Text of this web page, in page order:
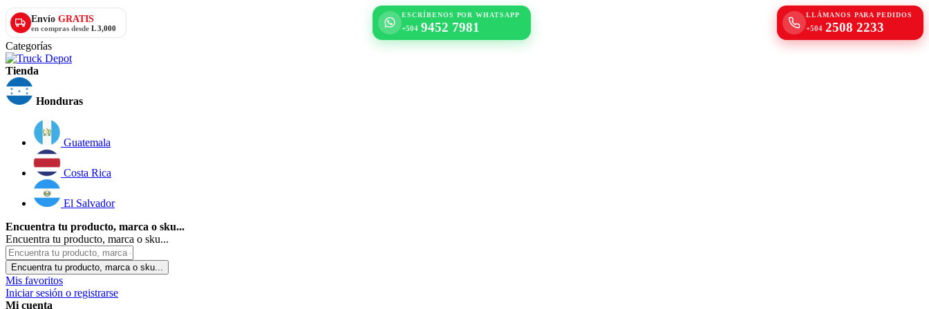
Envío GRATIS
en compras desde L 3,000
ESCRÍBENOS POR WHATSAPP
+504 9452 7981
LLÁMANOS PARA PEDIDOS
+504 2508 2233
Categorías
Tienda
Honduras
Guatemala
Costa Rica
El Salvador
Encuentra tu producto, marca o sku...
Encuentra tu producto, marca o sku...
Encuentra tu producto, marca o sku...
Mis favoritos
Iniciar sesión o registrarse
Mi cuenta